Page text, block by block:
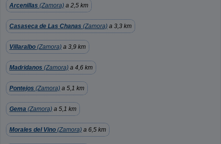
Arcenillas (Zamora) a 2,5 km
Casaseca de Las Chanas (Zamora) a 3,3 km
Villaralbo (Zamora) a 3,9 km
Madridanos (Zamora) a 4,6 km
Pontejos (Zamora) a 5,1 km
Gema (Zamora) a 5,1 km
Morales del Vino (Zamora) a 6,5 km